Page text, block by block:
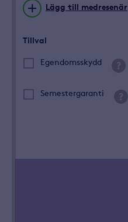
Lägg till medresenär
Tillval
Egendomsskydd
Semestergaranti